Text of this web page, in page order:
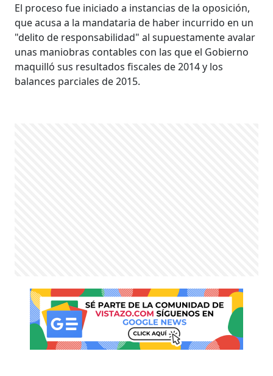
El proceso fue iniciado a instancias de la oposición,
que acusa a la mandataria de haber incurrido en un
"delito de responsabilidad" al supuestamente avalar
unas maniobras contables con las que el Gobierno
maquilló sus resultados fiscales de 2014 y los
balances parciales de 2015.